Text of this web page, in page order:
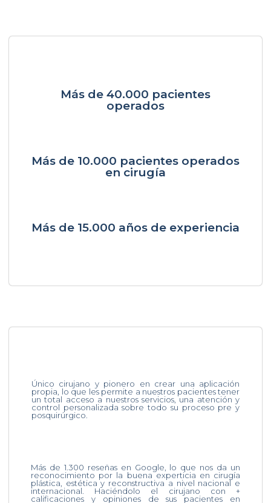
Más de 40.000 pacientes
operados
Más de 10.000 pacientes operados
en cirugía
Más de 15.000 años de experiencia
Único cirujano y pionero en crear una aplicación
propia, lo que les permite a nuestros pacientes tener
un total acceso a nuestros servicios, una atención y
control personalizada sobre todo su proceso pre y
posquirúrgico.
Más de 1.300 reseñas en Google, lo que nos da un
reconocimiento por la buena experticia en cirugía
plástica, estética y reconstructiva a nivel nacional e
internacional. Haciéndolo el cirujano con +
calificaciones y opiniones de sus pacientes en